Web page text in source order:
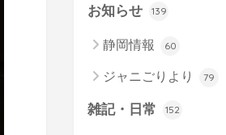
お知らせ 139
静岡情報 60
ジャニごりより 79
雑記・日常 152